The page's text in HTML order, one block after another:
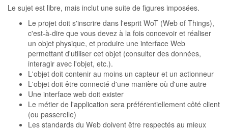
Le sujet est libre, mais inclut une suite de figures imposées.
Le projet doit s'inscrire dans l'esprit WoT (Web of Things),
c'est-à-dire que vous devez à la fois concevoir et réaliser
un objet physique, et produire une interface Web
permettant d'utiliser cet objet (consulter des données,
interagir avec l'objet, etc.).
L'objet doit contenir au moins un capteur et un actionneur
L'objet doit être connecté d'une manière où d'une autre
Une interface web doit exister
Le métier de l'application sera préférentiellement côté client
(ou passerelle)
Les standards du Web doivent être respectés au mieux